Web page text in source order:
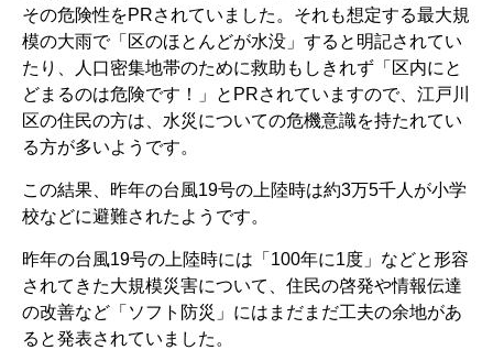
その危険性をPRされていました。それも想定する最大規
模の大雨で「区のほとんどが水没」すると明記されてい
たり、人口密集地帯のために救助もしきれず「区内にと
どまるのは危険です！」とPRされていますので、江戸川
区の住民の方は、水災についての危機意識を持たれてい
る方が多いようです。
この結果、昨年の台風19号の上陸時は約3万5千人が小学
校などに避難されたようです。
昨年の台風19号の上陸時には「100年に1度」などと形容
されてきた大規模災害について、住民の啓発や情報伝達
の改善など「ソフト防災」にはまだまだ工夫の余地があ
ると発表されていました。